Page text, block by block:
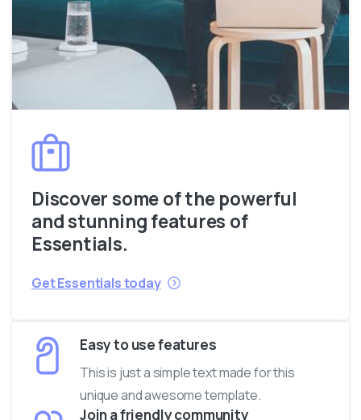
Discover some of the powerful
and stunning features of
Essentials.
Get Essentials today
Easy to use features
This is just a simple text made for this
unique and awesome template.
Join a friendly community